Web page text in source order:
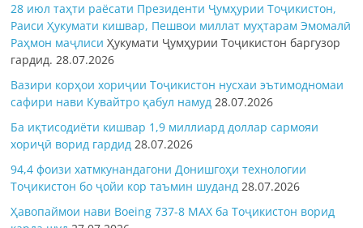
28 июл таҳти раёсати Президенти Ҷумҳурии Тоҷикистон,
Раиси Ҳукумати кишвар, Пешвои миллат муҳтарам Эмомалӣ
Раҳмон маҷлисиҲукумати Ҷумҳурии Тоҷикистон баргузор
гардид.28.07.2026
Вазири корҳои хориҷии Тоҷикистон нусхаи эътимодномаи
сафири нави Кувайтро қабул намуд 28.07.2026
Ба иқтисодиёти кишвар 1,9 миллиард доллар сармояи
хориҷӣ ворид гардид 28.07.2026
94,4 фоизи хатмкунандагони Донишгоҳи технологии
Тоҷикистон бо ҷойи кор таъмин шуданд 28.07.2026
Ҳавопаймои нави Boeing 737-8 MAX ба Тоҷикистон ворид